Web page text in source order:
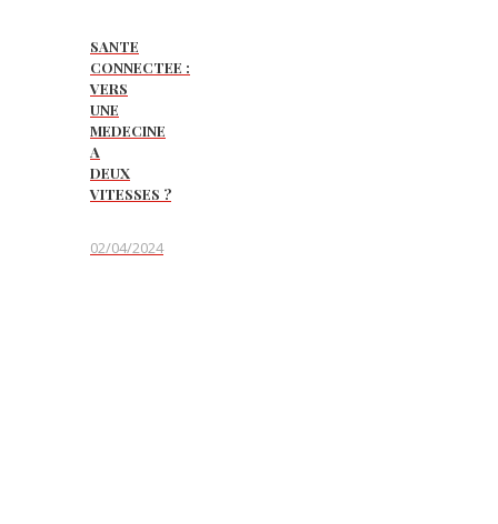
SANTE
CONNECTEE :
VERS
UNE
MEDECINE
A
DEUX
VITESSES ?
02/04/2024